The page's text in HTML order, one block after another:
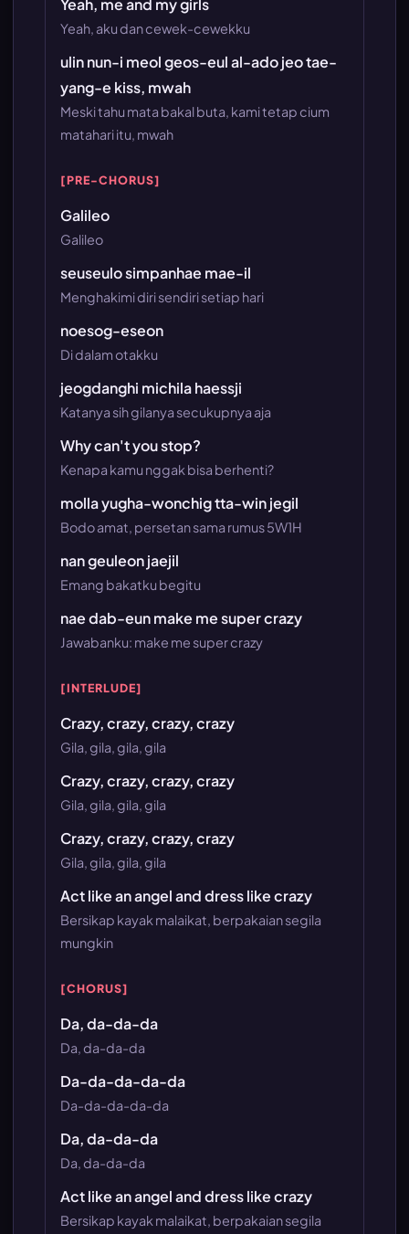
Yeah, me and my girls
Yeah, aku dan cewek-cewekku
ulin nun-i meol geos-eul al-ado jeo tae-
yang-e kiss, mwah
Meski tahu mata bakal buta, kami tetap cium
matahari itu, mwah
[PRE-CHORUS]
Galileo
Galileo
seuseulo simpanhae mae-il
Menghakimi diri sendiri setiap hari
noesog-eseon
Di dalam otakku
jeogdanghi michila haessji
Katanya sih gilanya secukupnya aja
Why can't you stop?
Kenapa kamu nggak bisa berhenti?
molla yugha-wonchig tta-win jegil
Bodo amat, persetan sama rumus 5W1H
nan geuleon jaejil
Emang bakatku begitu
nae dab-eun make me super crazy
Jawabanku: make me super crazy
[INTERLUDE]
Crazy, crazy, crazy, crazy
Gila, gila, gila, gila
Crazy, crazy, crazy, crazy
Gila, gila, gila, gila
Crazy, crazy, crazy, crazy
Gila, gila, gila, gila
Act like an angel and dress like crazy
Bersikap kayak malaikat, berpakaian segila
mungkin
[CHORUS]
Da, da-da-da
Da, da-da-da
Da-da-da-da-da
Da-da-da-da-da
Da, da-da-da
Da, da-da-da
Act like an angel and dress like crazy
Bersikap kayak malaikat, berpakaian segila